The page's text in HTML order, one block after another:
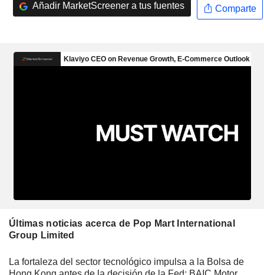
Añadir MarketScreener a tus fuentes Comparte
Últimas noticias acerca de Pop Mart International
Group Limited
La fortaleza del sector tecnológico impulsa a la Bolsa de